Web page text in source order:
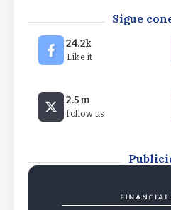
Rafael Martín F.
EU to revise MiCA rules in
stablecoin pushEU to
amid US stablecoin
2027 amid US stablecoin
El Ibex 35 y sus
dispararse hasta
Ibex 35 y sus
dispararse
Sigue
24.2k
Like it
2.5m
follow us